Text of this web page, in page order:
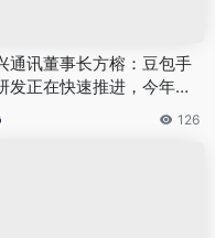
通讯董事长方榕：豆包手
发正在快速推进，今年可
推出龙虾手机
126